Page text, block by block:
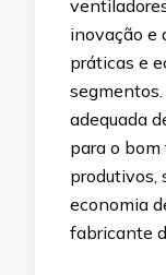
inovação e
práticas e
adequada
para o
produtivos,
economia
fabricante